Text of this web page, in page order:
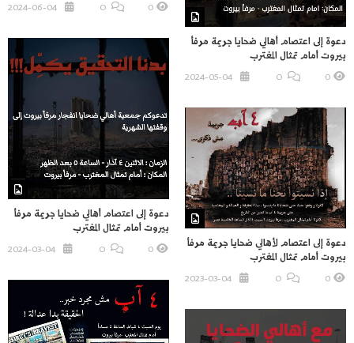
0
O
دعوة إلى اعتصام أهالي ضحايا جريمة مرفأ
بيروت أمام تمثال المغترب
0
O
دعوة إلى اعتصام أهالي ضحايا جريمة مرفأ
بيروت أمام تمثال المغترب
0
O
دعوة إلى اعتصام لأهالي ضحايا جريمة مرفأ
بيروت أمام تمثال المغترب
0